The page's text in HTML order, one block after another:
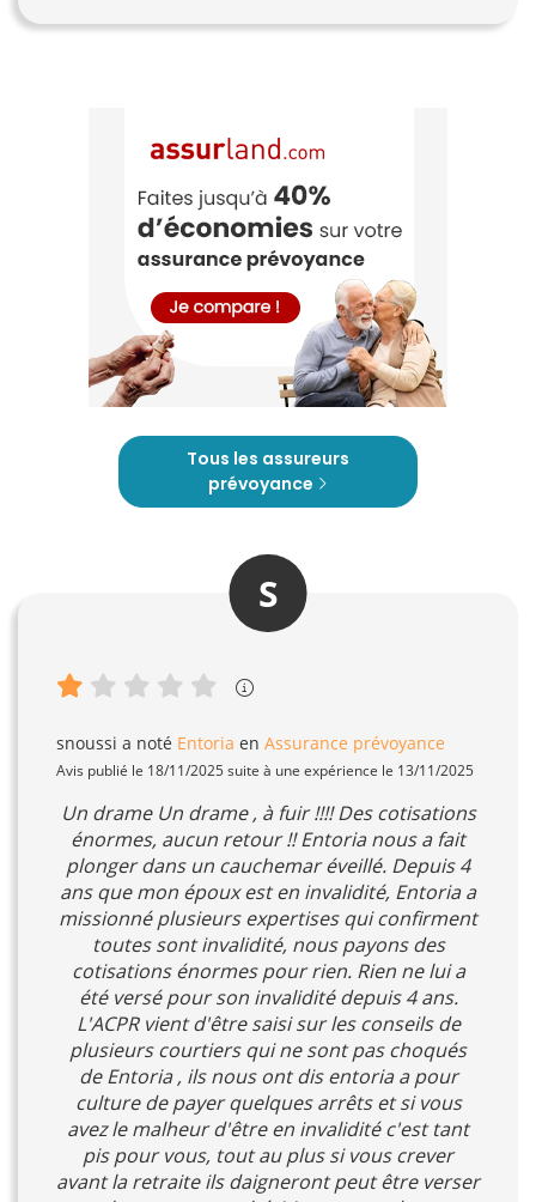
Tous les assureurs
prévoyance
S
snoussi a noté Entoria en Assurance prévoyance
Avis publié le 18/11/2025 suite à une expérience le 13/11/2025
Un drame Un drame , à fuir !!!! Des cotisations
énormes, aucun retour !! Entoria nous a fait
plonger dans un cauchemar éveillé. Depuis 4
ans que mon époux est en invalidité, Entoria a
missionné plusieurs expertises qui confirment
toutes sont invalidité, nous payons des
cotisations énormes pour rien. Rien ne lui a
été versé pour son invalidité depuis 4 ans.
L'ACPR vient d'être saisi sur les conseils de
plusieurs courtiers qui ne sont pas choqués
de Entoria , ils nous ont dis entoria a pour
culture de payer quelques arrêts et si vous
avez le malheur d'être en invalidité c'est tant
pis pour vous, tout au plus si vous crever
avant la retraite ils daigneront peut être verser